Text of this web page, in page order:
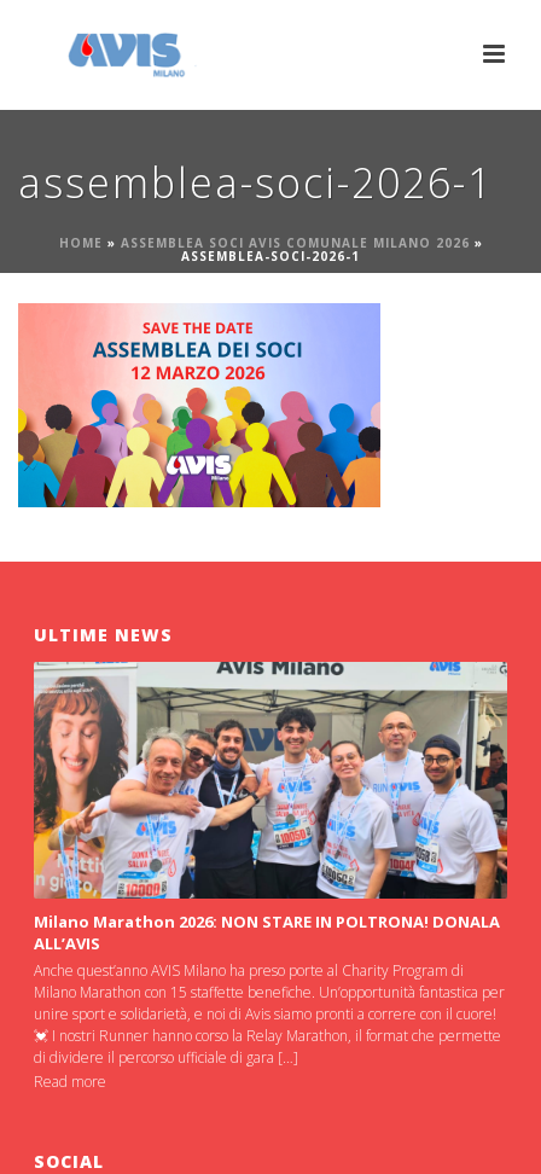
assemblea-soci-2026-1
HOME » ASSEMBLEA SOCI AVIS COMUNALE MILANO 2026 »
ASSEMBLEA-SOCI-2026-1
ULTIME NEWS
Milano Marathon 2026: NON STARE IN POLTRONA! DONALA
ALL’AVIS
Anche quest’anno AVIS Milano ha preso porte al Charity Program di
Milano Marathon con 15 staffette benefiche. Un’opportunità fantastica per
unire sport e solidarietà, e noi di Avis siamo pronti a correre con il cuore!
💓 I nostri Runner hanno corso la Relay Marathon, il format che permette
di dividere il percorso ufficiale di gara […]
Read more
SOCIAL